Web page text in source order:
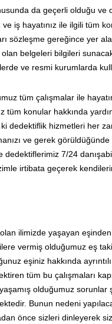
da geçerli olduğu ve
iş hayatınız ile ilgili tüm
sözleşme gereğince yer
belgeleri bilgileri
ve resmi kurumlarda
tüm çalışmalar ile
tüm konular hakkında
dedektiflik hizmetleri her
ve gerek
dedektiflerimiz 7/24
irtibata geçerek
ilimizde yaşayan eşinden
vermiş olduğumuz eş
eşiniz hakkında
tüm bu çalışmaları
olduğumuz
Bunun nedeni
önce sizleri dinleyerek